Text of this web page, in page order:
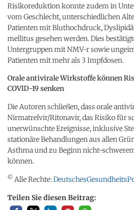
Risikoreduktion konnte zudem in
vom Geschlecht, unterschiedlichen
Patienten mit Bluthochdruck,
mellitus gesehen werden. Dies
Untergruppen mit NMV-r sowie
Patienten mit mehr als 3 Impfdosen.
Orale antivirale Wirkstoffe können
COVID-19 senken
Die Autoren schließen, dass orale
Nirmatrelvir/Ritonavir, das Risiko für
unerwünschte Ereignisse, inklusive
stationäre Behandlungen aus allen
Asthma und zu Beginn nicht-
können.
© Alle Rechte:
Teilen Sie diesen Beitrag: